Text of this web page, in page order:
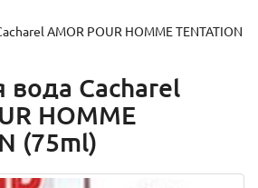
AMOR POUR HOMME TENTATION
вода Cacharel
HOMME
(75ml)